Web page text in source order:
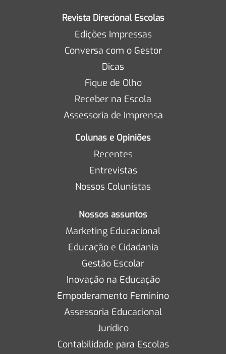
Revista Direcional Escolas
Edições Impressas
Conversa com o Gestor
Dicas
Fique de Olho
Receber na Escola
Assessoria de Imprensa
Colunas e Opiniões
Recentes
Entrevistas
Nossos Colunistas
Nossos assuntos
Marketing Educacional
Educação e Cidadania
Gestão Escolar
Inovação na Educação
Empoderamento Feminino
Assessoria Educacional
Jurídico
Contabilidade para Escolas